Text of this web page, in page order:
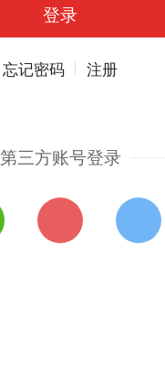
忘记密码 注册
第三方账号登录